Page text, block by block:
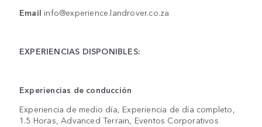
Email info@experience.landrover.co.za
EXPERIENCIAS DISPONIBLES:
Experiencias de conducción
Experiencia de medio día, Experiencia de día completo,
1.5 Horas, Advanced Terrain, Eventos Corporativos